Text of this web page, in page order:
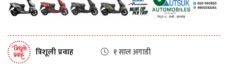
त्रिशूली प्रवाह १ साल अगाडी